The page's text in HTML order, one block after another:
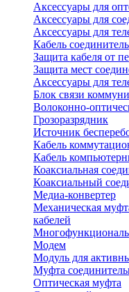
Аксессуары для
Аксессуары для
Аксессуары для
Кабель
Защита кабеля от
Защита мест
Аксессуары для
Блок связи
Волоконно-
Грозоразрядник
Источник
Кабель
Кабель
Коаксиальная
Коаксиальный
Медиа-конвертер
Механическая
кабелей
Модем
Модуль для
Муфта
Оптическая муфта